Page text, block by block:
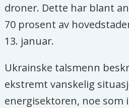
droner. Dette har blant
70 prosent av
13. januar.
Ukrainske talsmenn
ekstremt vanskelig
energisektoren, noe som